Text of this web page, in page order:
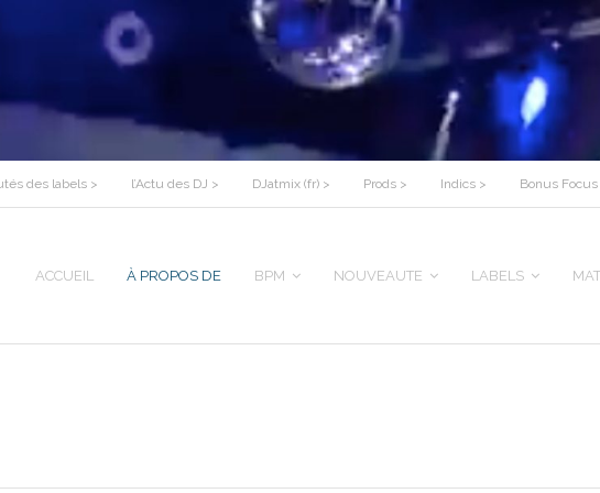
des labels > l’Actu des DJ > DJatmix (fr) > Prods > Indics > Bonus Focus
ACCUEIL À PROPOS DE BPM NOUVEAUTE LABELS